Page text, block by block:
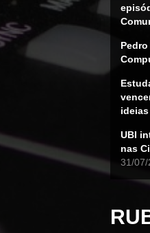
UBI
nas
31/07/